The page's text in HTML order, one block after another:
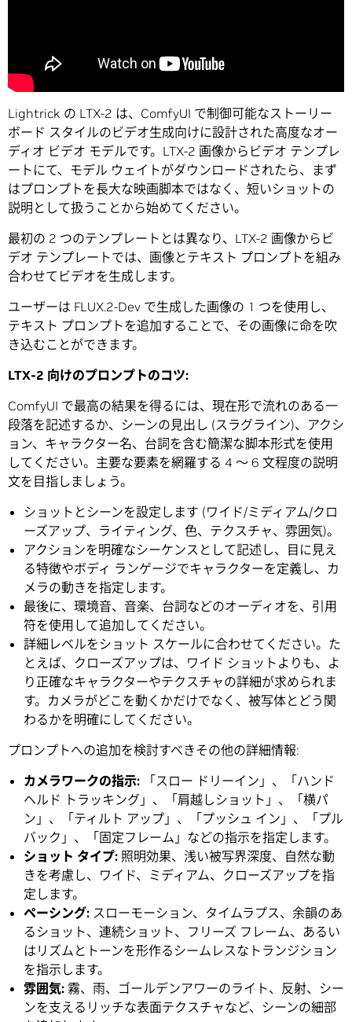
Lightrick の LTX‑2 は、ComfyUI で制御可能なストーリー
ボード スタイルのビデオ生成向けに設計された高度なオー
ディオ ビデオ モデルです。LTX‑2 画像からビデオ テンプレ
ートにて、モデル ウェイトがダウンロードされたら、まず
はプロンプトを長大な映画脚本ではなく、短いショットの
説明として扱うことから始めてください。
最初の 2 つのテンプレートとは異なり、LTX‑2 画像からビ
デオ テンプレートでは、画像とテキスト プロンプトを組み
合わせてビデオを生成します。
ユーザーは FLUX.2-Dev で生成した画像の 1 つを使用し、
テキスト プロンプトを追加することで、その画像に命を吹
き込むことができます。
LTX‑2 向けのプロンプトのコツ:
ComfyUI で最高の結果を得るには、現在形で流れのある一
段落を記述するか、シーンの見出し (スラグライン)、アクシ
ョン、キャラクター名、台詞を含む簡潔な脚本形式を使用
してください。主要な要素を網羅する 4 ～ 6 文程度の説明
文を目指しましょう。
ショットとシーンを設定します (ワイド/ミディアム/クロ
ーズアップ、ライティング、色、テクスチャ、雰囲気)。
アクションを明確なシーケンスとして記述し、目に見え
る特徴やボディ ランゲージでキャラクターを定義し、カ
メラの動きを指定します。
最後に、環境音、音楽、台詞などのオーディオを、引用
符を使用して追加してください。
詳細レベルをショット スケールに合わせてください。た
とえば、クローズアップは、ワイド ショットよりも、よ
り正確なキャラクターやテクスチャの詳細が求められま
す。カメラがどこを動くかだけでなく、被写体とどう関
わるかを明確にしてください。
プロンプトへの追加を検討すべきその他の詳細情報:
カメラワークの指示:
「スロー ドリーイン」、「ハンド
ヘルド トラッキング」、「肩越しショット」、「横パ
ン」、「ティルト アップ」、「プッシュ イン」、「プル
バック」、「固定フレーム」などの指示を指定します。
ショット タイプ: 照明効果、浅い被写界深度、自然な動
きを考慮し、ワイド、ミディアム、クローズアップを指
定します。
ペーシング: スローモーション、タイムラプス、余韻のあ
るショット、連続ショット、フリーズ フレーム、あるい
はリズムとトーンを形作るシームレスなトランジション
を指示します。
雰囲気: 霧、雨、ゴールデンアワーのライト、反射、シー
ンを支えるリッチな表面テクスチャなど、シーンの細部